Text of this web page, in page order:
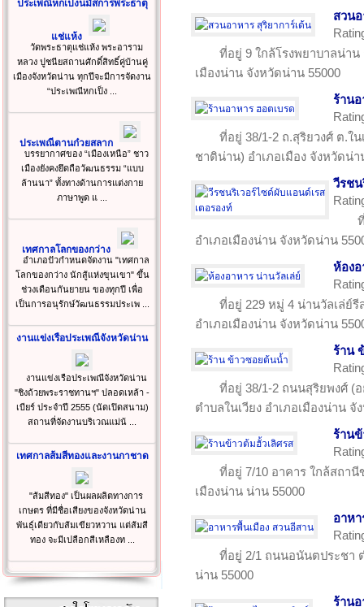
ประเพณีหกเป็งนมัสการพระธาตุ
แช่แห้ง
วัดพระธาตุแช่แห้ง พระอาราม
หลวง ปูชนียสถานศักดิ์สิทธิ์คู่บ้านคู่
เมืองจังหวัดน่าน ทุกปีจะมีการจัดงาน
“ประเพณีหกเป็ง ...
ประเพณีตานก๋วยสลาก
บรรยากาศของ “เมืองเหนือ” ชาว
เมืองยังคงยึดถือวัฒนธรรม “แบบ
ล้านนา” ทั้งทางด้านการแต่งกาย
ภาษาพูด แ ...
เทศกาลโลกของกว่าง
อำเภอปัวกำหนดจัดงาน "เทศกาล
โลกของกว่าง นักสู้แห่งขุนเขา" ขึ้น
ช่วงเดือนกันยายน ของทุกปี เพื่อ
เป็นการอนุรักษ์วัฒนธรรมประเพ ...
งานแข่งเรือประเพณีจังหวัดน่าน
งานแข่งเรือประเพณีจังหวัดน่าน
"ชิงถ้วยพระราชทานฯ" ปลอดเหล้า -
เบียร์ ประจำปี 2555 (นัดเปิดสนาม)
สถานที่จัดงานบริเวณแม่น้ ...
เทศกาลส้มสีทองและงานกาชาด
"ส้มสีทอง" เป็นผลผลิตทางการ
เกษตร ที่มีชื่อเสียงของจังหวัดน่าน
พันธุ์เดียวกับส้มเขียวหวาน แต่ส้มสี
ทอง จะมีเปลือกสีเหลืองท ...
สวนอ
ที่อยู่ 9 ใกล้โรงพยาบาลน่าน
เมืองน่าน จังหวัดน่าน 55000
ร้านอ
ที่อยู่ 38/1-2 ถ.สุริยวงศ์ ต.
ชาติน่าน) อำเภอเมือง จังหวัดน่า
วีรชน
อำเภอเมืองน่าน จังหวัดน่าน
ห้องอ
ที่อยู่ 229 หมู่ 4 น่านวัลเล่ย์
อำเภอเมืองน่าน จังหวัดน่าน
ร้าน
ที่อยู่ 38/1-2 ถนนสุริยพงศ์
ตำบลในเวียง อำเภอเมืองน่าน จั
ร้านข้
ที่อยู่ 7/10 อาคาร ใกล้สถา
เมืองน่าน น่าน 55000
อาห
ที่อยู่ 2/1 ถนนอนันตประชา
น่าน 55000
ร้าน